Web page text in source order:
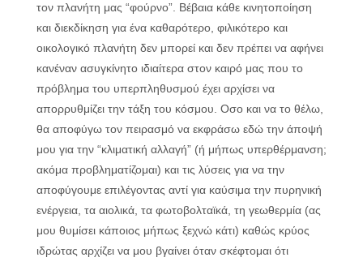
τον πλανήτη μας “φούρνο”. Βέβαια κάθε κινητοποίηση
και διεκδίκηση για ένα καθαρότερο, φιλικότερο και
οικολογικό πλανήτη δεν μπορεί και δεν πρέπει να αφήνει
κανέναν ασυγκίνητο ιδιαίτερα στον καιρό μας που το
πρόβλημα του υπερπληθυσμού έχει αρχίσει να
απορρυθμίζει την τάξη του κόσμου. Οσο και να το θέλω,
θα αποφύγω τον πειρασμό να εκφράσω εδώ την άποψή
μου για την “κλιματική αλλαγή” (ή μήπως υπερθέρμανση;
ακόμα προβληματίζομαι) και τις λύσεις για να την
αποφύγουμε επιλέγοντας αντί για καύσιμα την πυρηνική
ενέργεια, τα αιολικά, τα φωτοβολταϊκά, τη γεωθερμία (ας
μου θυμίσει κάποιος μήπως ξεχνώ κάτι) καθώς κρύος
ιδρώτας αρχίζει να μου βγαίνει όταν σκέφτομαι ότι